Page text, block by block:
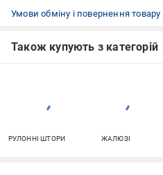
Умови обміну і повернення товару
Також купують з категорій
РУЛОННІ ШТОРИ ЖАЛЮЗІ